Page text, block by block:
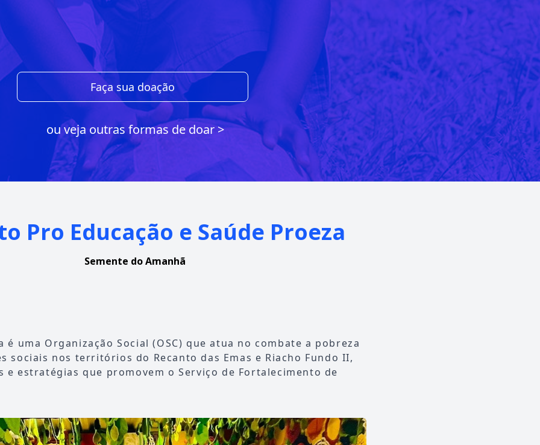
Faça sua doação
ou veja outras formas de doar >
Pro Educação e Saúde Proeza
Semente do Amanhã
uma Organização Social (OSC) que atua no combate a pobreza
sociais nos territórios do Recanto das Emas e Riacho Fundo II,
e estratégias que promovem o Serviço de Fortalecimento de